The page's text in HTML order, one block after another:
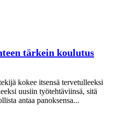
tärkein koulutus
kokee itsensä tervetulleeksi
uusiin työtehtäviinsä, sitä
antaa panoksensa...